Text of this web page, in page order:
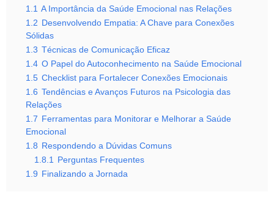
1.1 A Importância da Saúde Emocional nas Relações
1.2 Desenvolvendo Empatia: A Chave para Conexões
Sólidas
1.3 Técnicas de Comunicação Eficaz
1.4 O Papel do Autoconhecimento na Saúde Emocional
1.5 Checklist para Fortalecer Conexões Emocionais
1.6 Tendências e Avanços Futuros na Psicologia das
Relações
1.7 Ferramentas para Monitorar e Melhorar a Saúde
Emocional
1.8 Respondendo a Dúvidas Comuns
1.8.1
Perguntas Frequentes
1.9 Finalizando a Jornada